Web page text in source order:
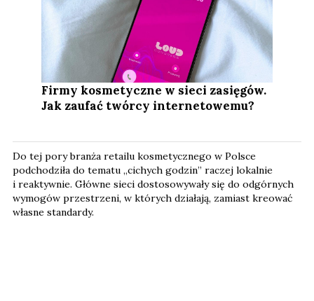
Firmy kosmetyczne w sieci zasięgów.
Jak zaufać twórcy internetowemu?
Do tej pory branża retailu kosmetycznego w Polsce
podchodziła do tematu „cichych godzin” raczej lokalnie
i reaktywnie. Główne sieci dostosowywały się do odgórnych
wymogów przestrzeni, w których działają, zamiast kreować
własne standardy.